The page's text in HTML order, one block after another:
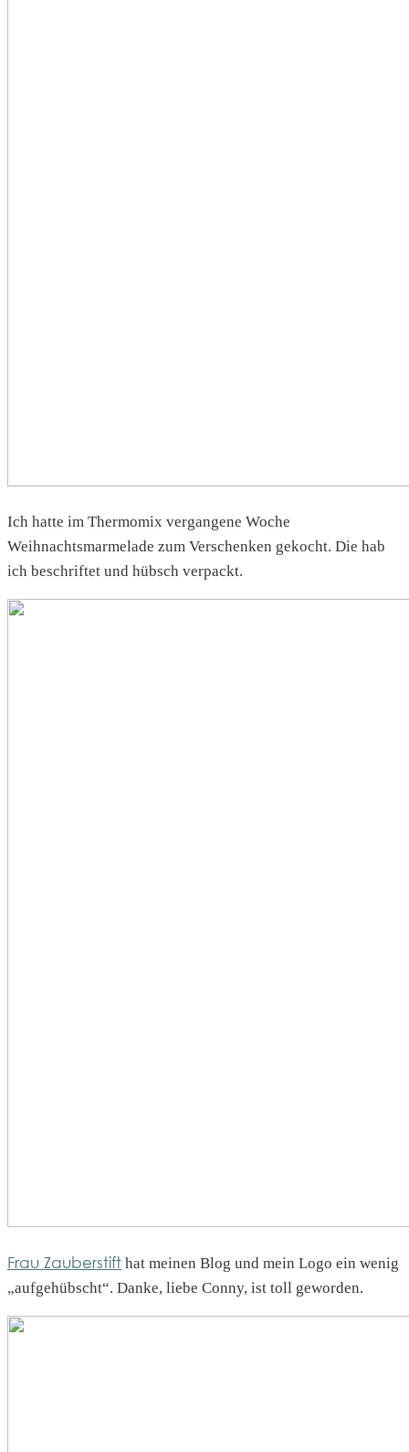
Ich hatte im Thermomix vergangene Woche
Weihnachtsmarmelade zum Verschenken gekocht. Die hab
ich beschriftet und hübsch verpackt.
Frau Zauberstift hat meinen Blog und mein Logo ein wenig
„aufgehübscht“. Danke, liebe Conny, ist toll geworden.